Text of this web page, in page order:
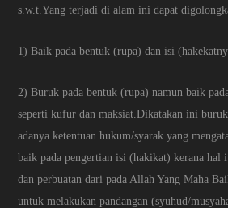
s.w.t.Yang terjadi di alam ini dapat
1) Baik pada bentuk (rupa) dan isi
2) Buruk pada bentuk (rupa) namun baik
seperti kufur dan maksiat.Dikatakan ini
adanya ketentuan hukum/syarak yang
baik pada pengertian isi (hakikat) kerana hal
dan perbuatan dari pada Allah Yang Maha
untuk melakukan pandangan (syuhud/